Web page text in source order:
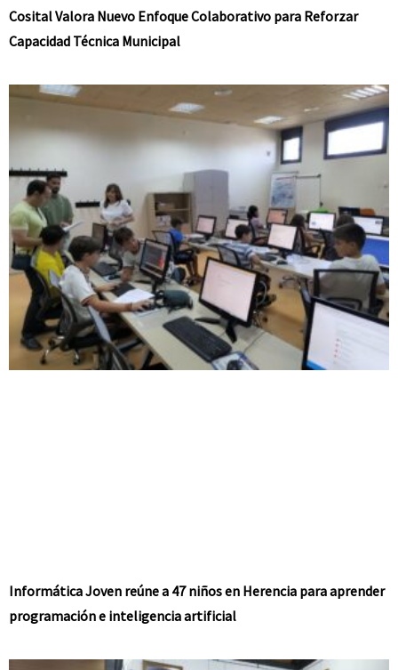
Cosital Valora Nuevo Enfoque Colaborativo para Reforzar
Capacidad Técnica Municipal
Informática Joven reúne a 47 niños en Herencia para aprender
programación e inteligencia artificial